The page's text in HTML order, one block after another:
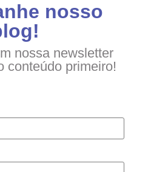
nosso
nossa newsletter
conteúdo primeiro!